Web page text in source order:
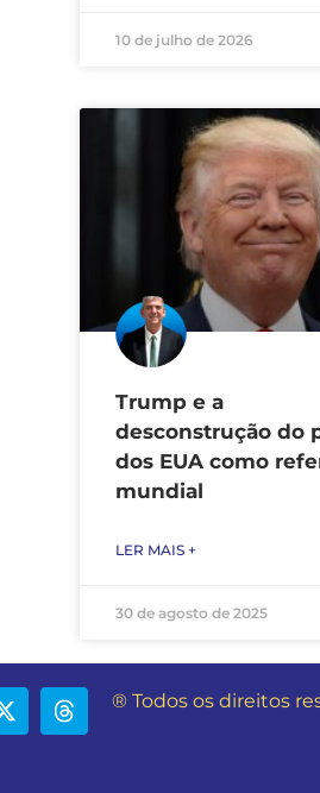
10 de julho de 2026
Trump e a
desconstrução do
dos EUA como
mundial
LER MAIS +
30 de agosto de 2025
® Todos os direitos